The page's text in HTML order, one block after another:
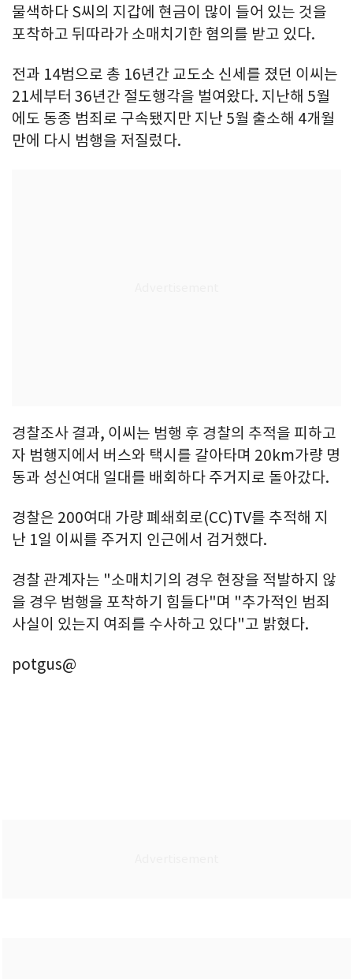
물색하다 S씨의 지갑에 현금이 많이 들어 있는 것을
포착하고 뒤따라가 소매치기한 혐의를 받고 있다.
전과 14범으로 총 16년간 교도소 신세를 졌던 이씨는
21세부터 36년간 절도행각을 벌여왔다. 지난해 5월
에도 동종 범죄로 구속됐지만 지난 5월 출소해 4개월
만에 다시 범행을 저질렀다.
경찰조사 결과, 이씨는 범행 후 경찰의 추적을 피하고
자 범행지에서 버스와 택시를 갈아타며 20km가량 명
동과 성신여대 일대를 배회하다 주거지로 돌아갔다.
경찰은 200여대 가량 폐쇄회로(CC)TV를 추적해 지
난 1일 이씨를 주거지 인근에서 검거했다.
경찰 관계자는 "소매치기의 경우 현장을 적발하지 않
을 경우 범행을 포착하기 힘들다"며 "추가적인 범죄
사실이 있는지 여죄를 수사하고 있다"고 밝혔다.
potgus@